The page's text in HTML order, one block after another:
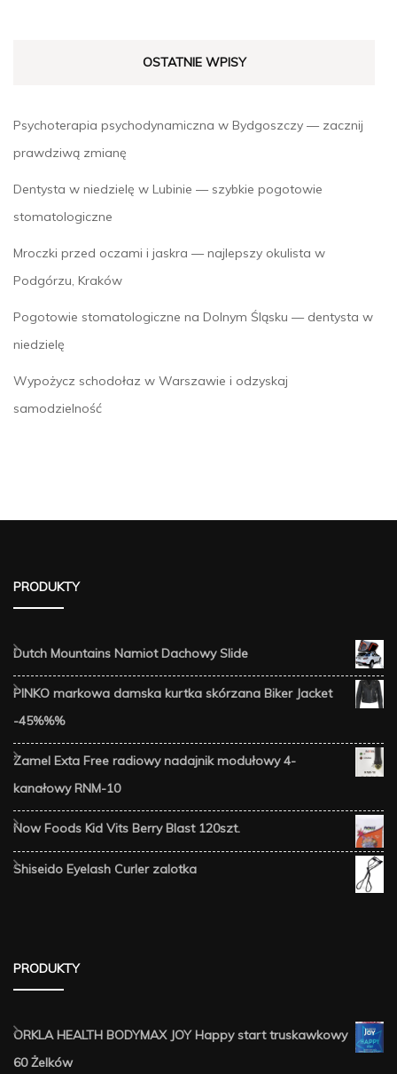
OSTATNIE WPISY
Psychoterapia psychodynamiczna w Bydgoszczy — zacznij
prawdziwą zmianę
Dentysta w niedzielę w Lubinie — szybkie pogotowie
stomatologiczne
Mroczki przed oczami i jaskra — najlepszy okulista w
Podgórzu, Kraków
Pogotowie stomatologiczne na Dolnym Śląsku — dentysta w
niedzielę
Wypożycz schodołaz w Warszawie i odzyskaj
samodzielność
PRODUKTY
Dutch Mountains Namiot Dachowy Slide
PINKO markowa damska kurtka skórzana Biker Jacket
-45%%%
Zamel Exta Free radiowy nadajnik modułowy 4-
kanałowy RNM-10
Now Foods Kid Vits Berry Blast 120szt.
Shiseido Eyelash Curler zalotka
PRODUKTY
ORKLA HEALTH BODYMAX JOY Happy start truskawkowy
60 Żelków